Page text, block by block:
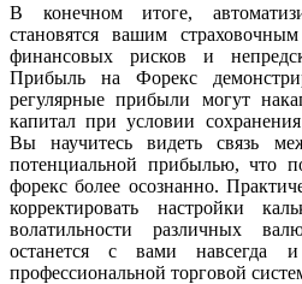
В конечном итоге,
становятся вашим
финансовых рисков и
Прибыль на Форекс
регулярные прибыли могут
капитал при условии
Вы научитесь видеть связь
потенциальной прибылью, что
форекс более осознанно.
корректировать настройки
волатильности различных
останется с вами навсегда
профессиональной торговой